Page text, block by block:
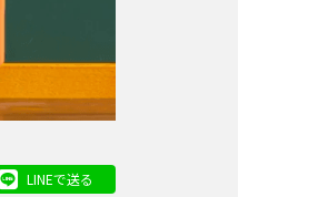
LINEで送る